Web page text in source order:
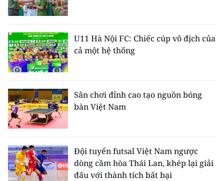
U11 Hà Nội FC: Chiếc cúp vô địch của
cả một hệ thống
Sân chơi đỉnh cao tạo nguồn bóng
bàn Việt Nam
Đội tuyển futsal Việt Nam ngược
dòng cầm hòa Thái Lan, khép lại giải
đấu với thành tích bất bại